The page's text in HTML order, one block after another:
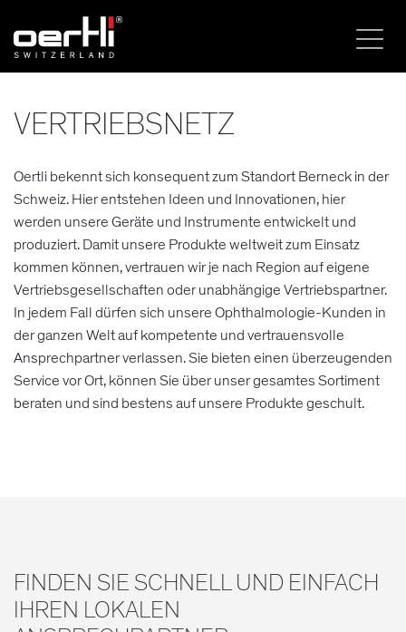
VERTRIEBSNETZ
Oertli bekennt sich konsequent zum Standort Berneck in der
Schweiz. Hier entstehen Ideen und Innovationen, hier
werden unsere Geräte und Instrumente entwickelt und
produziert. Damit unsere Produkte weltweit zum Einsatz
kommen können, vertrauen wir je nach Region auf eigene
Vertriebsgesellschaften oder unabhängige Vertriebspartner.
In jedem Fall dürfen sich unsere Ophthalmologie-Kunden in
der ganzen Welt auf kompetente und vertrauensvolle
Ansprechpartner verlassen. Sie bieten einen überzeugenden
Service vor Ort, können Sie über unser gesamtes Sortiment
beraten und sind bestens auf unsere Produkte geschult.
FINDEN SIE SCHNELL UND EINFACH
IHREN LOKALEN